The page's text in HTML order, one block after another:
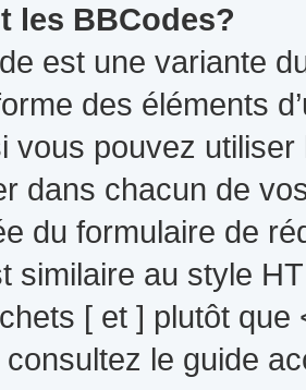
les BBCodes?
est une variante
des éléments
vous pouvez
dans chacun de
du formulaire de
similaire au style
[ et ] plutôt que
consultez le guide